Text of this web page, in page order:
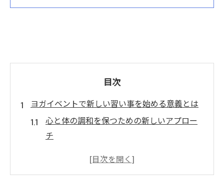
目次
ヨガイベントで新しい習い事を始める意義とは
心と体の調和を保つための新しいアプロー
チ
ストレス解消に効果的なヨガの力